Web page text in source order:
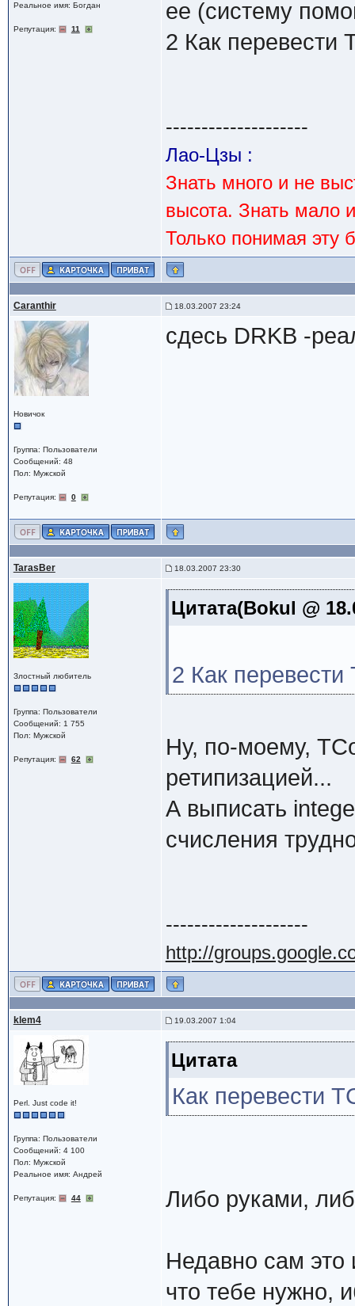
Реальное имя: Богдан
Репутация: 11
ее (систему
2 Как перевести
--------------------
Лао-Цзы :
Знать много и не
высота. Знать мало
Только понимая эту
Caranthir 18.03.2007 23:24
Новичок
Группа: Пользователи
Сообщений: 48
Пол: Мужской
Репутация: 0
сдесь DRKB -
TarasBer 18.03.2007 23:30
Злостный любитель
Группа: Пользователи
Сообщений: 1 755
Пол: Мужской
Репутация: 62
Цитата(Bokul @
2 Как
Ну, по-моему,
ретипизацией...
А выписать
счисления
--------------------
http://
klem4 19.03.2007 1:04
Perl. Just code it!
Группа: Пользователи
Сообщений: 4 100
Пол: Мужской
Реальное имя: Андрей
Репутация: 44
Цитата
Как перевести
Либо руками,
Недавно сам это
что тебе нужно,